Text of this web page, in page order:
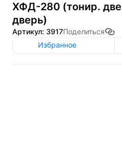
ХФД-280 (тонир.
дверь)
Артикул: 3917Поделиться
Избранное